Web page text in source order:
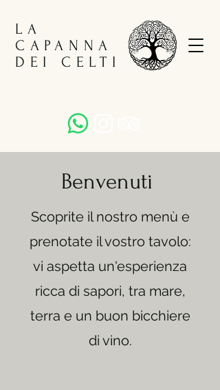
LA
CAPANNA
DEI CELTI
Benvenuti
Scoprite il nostro menù e
prenotate il vostro tavolo:
vi aspetta un'esperienza
ricca di sapori, tra mare,
terra e un buon bicchiere
di vino.